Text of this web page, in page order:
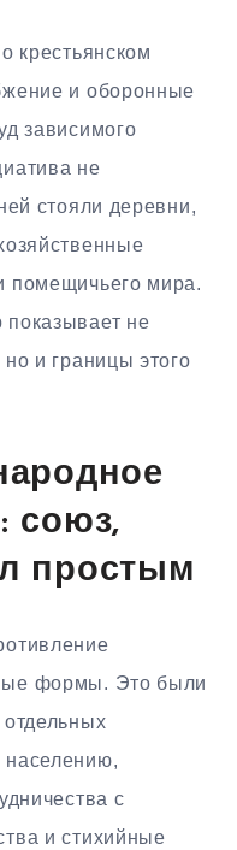
крестьянском
и оборонные
зависимого
не
стояли деревни,
помещичьего мира.
не
и границы этого
союз,
простым
формы. Это были
с
и стихийные